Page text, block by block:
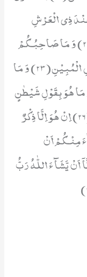
قُوَّةٍ عِنْدَ ذِی الْعَرْشِ
مَكِیْنٍ(20) مُّطَاعٍ ثَمَّ اَمِیْنٍ(21) وَ مَا صَاحِبُكُمْ
بِمَجْنُوْنٍ(22) وَ لَقَدْ رَاٰهُ بِالْاُفُقِ الْمُبِیْنِ(23) وَ مَا
بِضَنِیْنٍ(24) وَ مَا هُوَ بِقَوْلِ شَیْطٰنٍ
رَّجِیْمٍ(25) فَاَیْنَ تَذْهَبُوْنَ(26) اِنْ هُوَ اِلَّا ذِكْرٌ
شَآءَ مِنْكُمْ اَنْ
اِلَّاۤ اَنْ یَّشَآءَ اللّٰهُ رَبُّ